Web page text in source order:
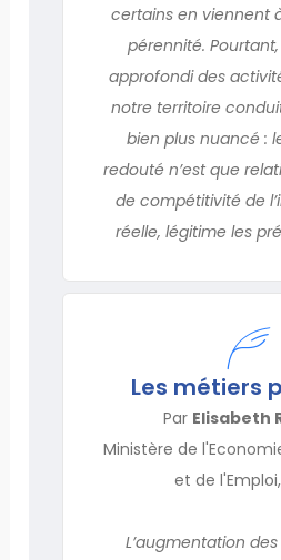
certains en viennent
pérennité.
approfondi des
notre territoire
bien plus nuancé :
redouté n’est que
de compétitivité de
réelle, légitime les
Les métiers
Par Elisabeth
Ministère de
et de l'Emploi,
L’augmentation